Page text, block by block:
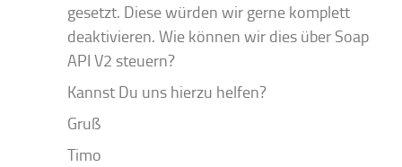
gesetzt. Diese würden wir gerne komplett
deaktivieren. Wie können wir dies über Soap
API V2 steuern?
Kannst Du uns hierzu helfen?
Gruß
Timo